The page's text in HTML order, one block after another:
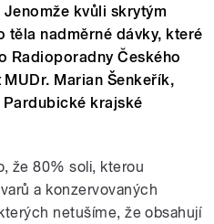
kvůli skrytým
těla nadměrné dávky, které
Radioporadny Českého
Marian Šenkeřík,
krajské
že 80% soli, kterou
a konzervovaných
netušíme, že obsahují